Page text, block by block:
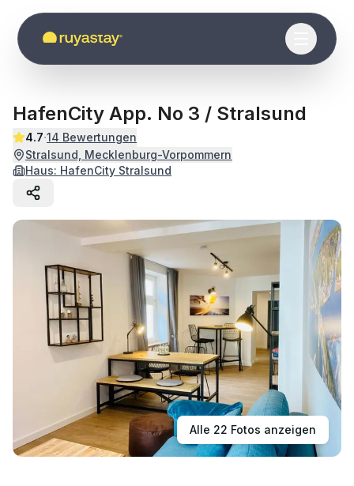
Zum Hauptinhalt springen
HafenCity App. No 3 / Stralsund
4.7·14 Bewertungen
Stralsund, Mecklenburg-Vorpommern
Haus: HafenCity Stralsund
Alle 22 Fotos anzeigen